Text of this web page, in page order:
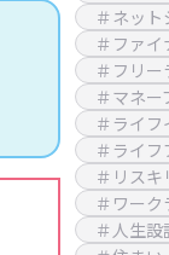
＃ネッ
＃ファ
＃フリー
＃マネー
＃ライフ
＃ライフ
＃リスキ
＃ワーク
＃人生設